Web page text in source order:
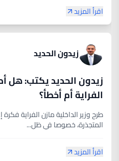
اقرأ المزيد
زيدون الحديد
زيدون الحديد يكتب: هل
الفراية أم أخطأ؟
طرح وزير الداخلية مازن الفراية
المتجذرة، خصوصا في ظل...
اقرأ المزيد